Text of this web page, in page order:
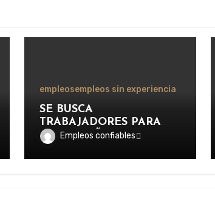
empleosempleos sin experiencia
SE BUSCA
TRABAJADORES PARA
DESEMPEÑARSE COMO
AUXILIAR DE PISCINA
EN INSTALACIONES
Empleos confiables